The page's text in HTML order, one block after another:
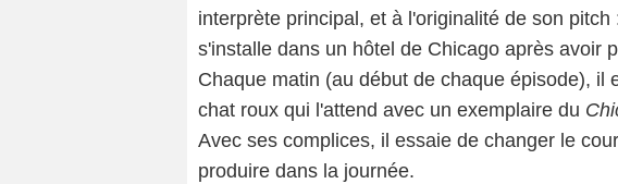
interprète principal, et à l'originalité de son
s'installe dans un hôtel de Chicago après avoir
Chaque matin (au début de chaque épisode), il
chat roux qui l'attend avec un exemplaire du
Avec ses complices, il essaie de changer le
produire dans la journée.